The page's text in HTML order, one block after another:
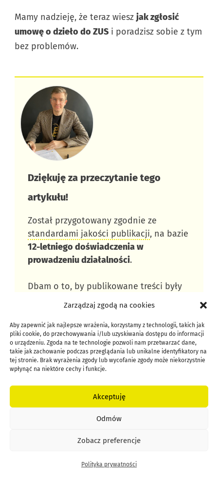
Zarządzaj zgodą na cookies
Aby zapewnić jak najlepsze wrażenia, korzystamy z technologii, takich jak
pliki cookie, do przechowywania i/lub uzyskiwania dostępu do informacji
o urządzeniu. Zgoda na te technologie pozwoli nam przetwarzać dane,
takie jak zachowanie podczas przeglądania lub unikalne identyfikatory na
tej stronie. Brak wyrażenia zgody lub wycofanie zgody może niekorzystnie
wpłynąć na niektóre cechy i funkcje.
Akceptuję
Odmów
Zobacz preferencje
Polityka prywatności
Mamy nadzieję, że teraz wiesz jak zgłosić
umowę o dzieło do ZUS i poradzisz sobie z tym
bez problemów.
Dziękuję za przeczytanie tego
artykułu!​
Został przygotowany zgodnie ze
standardami jakości publikacji, na bazie
12-letniego doświadczenia w
prowadzeniu działalności.
Dbam o to, by publikowane treści były
aktualne, wiarygodne i oparte na
realnych przykładach z życia
przedsiębiorcy.
Masz coś do dodania? Znalazłeś błąd
lub nieaktualne informacje?Daj mi znać
.
Chcesz wiedzieć lepiej, kto stoi za
Niepoddawajsie.pl i sprawdź inne
finansów i marketingu.